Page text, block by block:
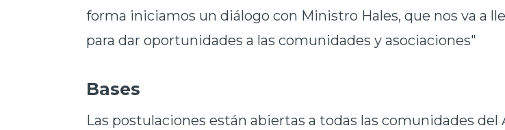
forma iniciamos un diálogo con Ministro Hales, que nos va a
para dar oportunidades a las comunidades y asociaciones"
Bases
Las postulaciones están abiertas a todas las comunidades del